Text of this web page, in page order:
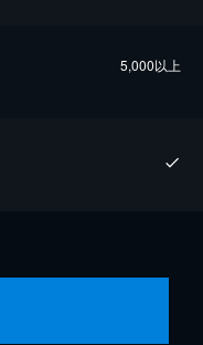
5,000以上